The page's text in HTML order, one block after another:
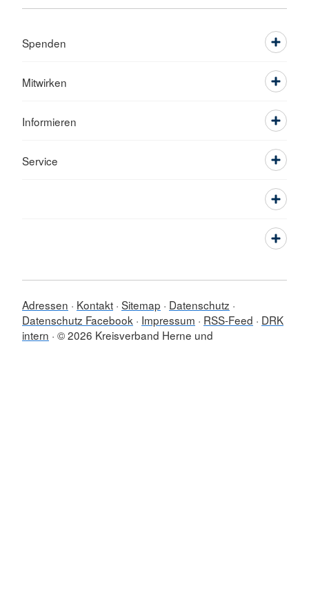
Spenden
Mitwirken
Informieren
Service
Adressen Kontakt Sitemap
Datenschutz
Datenschutz Facebook
Impressum RSS-Feed
DRK
intern © 2026 Kreisverband Herne und